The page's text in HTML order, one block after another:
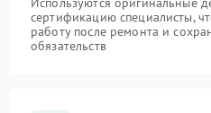
сертификацию специалисты,
работу после ремонта и
обязательств